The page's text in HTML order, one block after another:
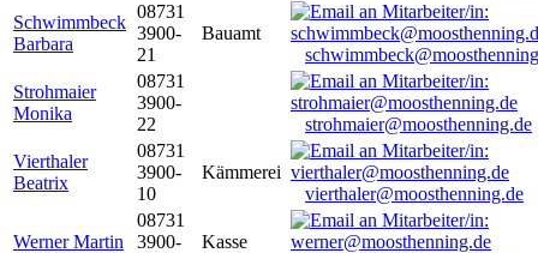
Schwimmbeck
Barbara
08731
3900-
21
Bauamt
Strohmaier
Monika
08731
3900-
22
strohmaier@moosthenning.de
Vierthaler
Beatrix
08731
3900-
10
Kämmerei
vierthaler@moosthenning.de
Werner Martin
08731
3900-
Kasse